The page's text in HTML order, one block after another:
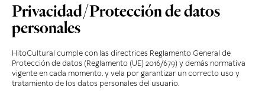
Privacidad/Protección de datos
personales
HitoCultural cumple con las directrices Reglamento General de
Protección de datos (Reglamento (UE) 2016/679) y demás normativa
vigente en cada momento, y vela por garantizar un correcto uso y
tratamiento de los datos personales del usuario.